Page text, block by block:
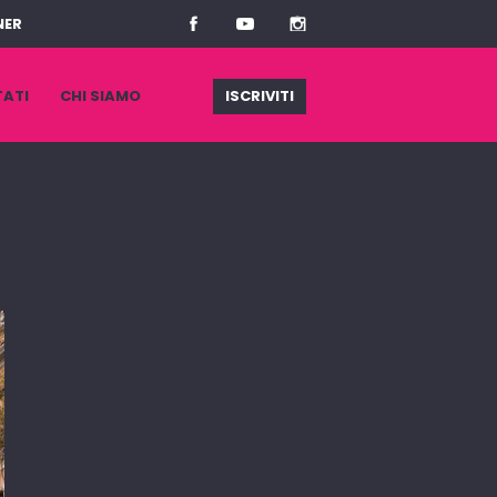
CHI SIAMO ISCRIVITI